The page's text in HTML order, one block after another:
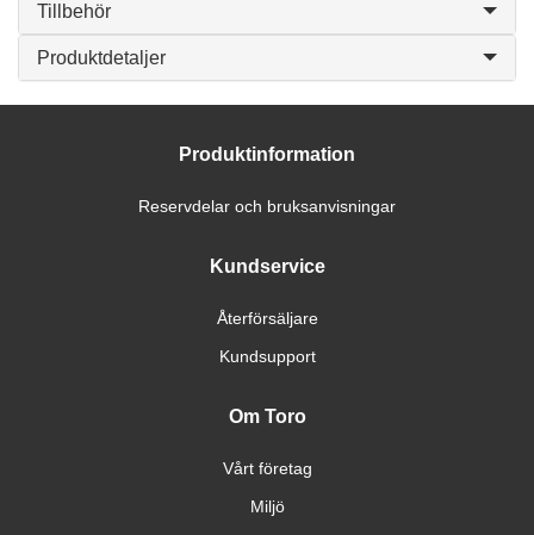
Tillbehör
Produktdetaljer
Produktinformation
Reservdelar och bruksanvisningar
Kundservice
Återförsäljare
Kundsupport
Om Toro
Vårt företag
Miljö